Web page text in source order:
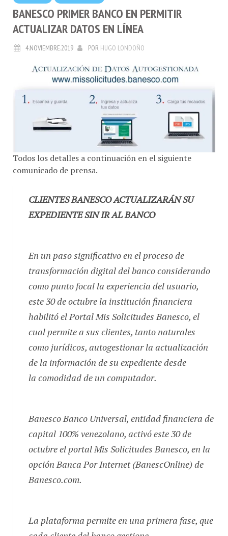
BANESCO PRIMER BANCO EN PERMITIR
ACTUALIZAR DATOS EN LÍNEA
HUGO LONDOÑO
Todos los detalles a continuación en el siguiente
comunicado de prensa.
CLIENTES BANESCO ACTUALIZARÁN SU
EXPEDIENTE SIN IR AL BANCO
En un paso significativo en el proceso de
transformación digital del banco considerando
como punto focal la experiencia del usuario,
este 30 de octubre la institución financiera
habilitó el Portal Mis Solicitudes Banesco, el
cual permite a sus clientes, tanto naturales
como jurídicos, autogestionar la actualización
de la información de su expediente desde
la comodidad de un computador.
Banesco Banco Universal, entidad financiera de
capital 100% venezolano, activó este 30 de
octubre el portal Mis Solicitudes Banesco, en la
opción Banca Por Internet (BanescOnline) de
Banesco.com.
La plataforma permite en una primera fase, que
cada cliente del banco gestione